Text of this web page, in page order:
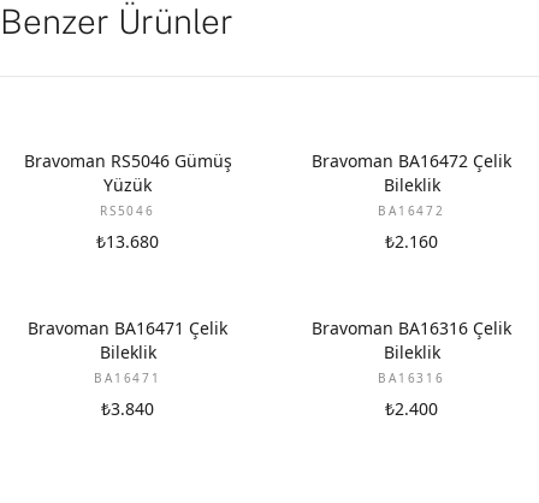
Benzer Ürünler
Bravoman RS5046 Gümüş
Yüzük
RS5046
₺13.680
Bravoman BA16472 Çelik
Bileklik
BA16472
₺2.160
Bravoman BA16471 Çelik
Bileklik
BA16471
₺3.840
Bravoman BA16316 Çelik
Bileklik
BA16316
₺2.400